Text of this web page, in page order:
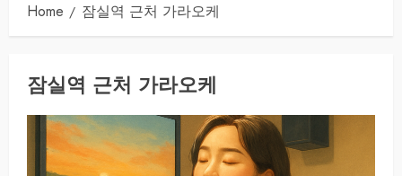
Home 잠실역 근처 가라오케
잠실역 근처 가라오케